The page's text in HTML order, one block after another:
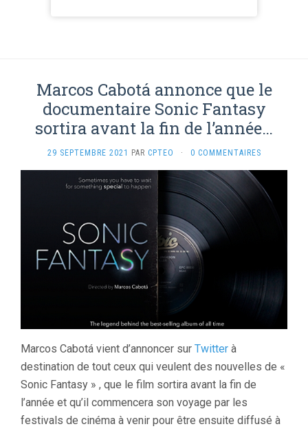
Marcos Cabotá annonce que le
documentaire Sonic Fantasy
sortira avant la fin de l’année…
29 SEPTEMBRE 2021 PAR CPTEO · 0 COMMENTAIRES
Marcos Cabotá vient d’annoncer sur Twitter à
destination de tout ceux qui veulent des nouvelles de «
Sonic Fantasy » , que le film sortira avant la fin de
l’année et qu’il commencera son voyage par les
festivals de cinéma à venir pour être ensuite diffusé à